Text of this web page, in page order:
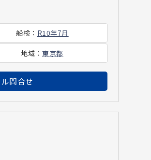
船検 ： R10年7月
地域 ：東京都
問合せ